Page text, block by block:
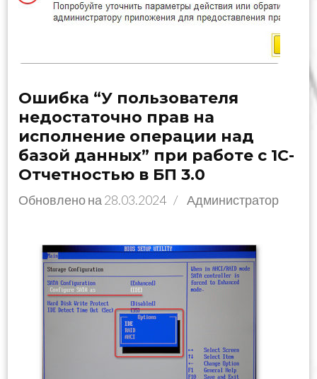
Ошибка “У пользователя
недостаточно прав на
исполнение операции над
базой данных” при работе с 1С-
Отчетностью в БП 3.0
Обновлено на 28.03.2024 / Администратор